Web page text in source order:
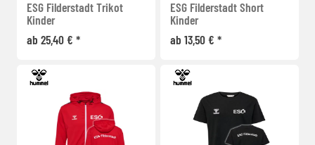
ESG Filderstadt Trikot
Kinder
ab 25,40 € *
ESG Filderstadt Short
Kinder
ab 13,50 € *